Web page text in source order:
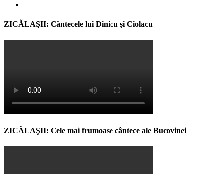
ZICĂLAŞII: Cântecele lui Dinicu şi Ciolacu
ZICĂLAŞII: Cele mai frumoase cântece ale Bucovinei